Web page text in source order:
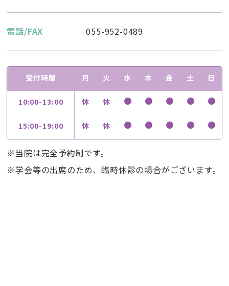
電話/FAX 055-952-0489
受付時間 月 火 水 木 金 土 日
10:00-13:00 休 休
15:00-19:00 休 休
※当院は完全予約制です。
※学会等の出席のため、臨時休診の場合がございます。